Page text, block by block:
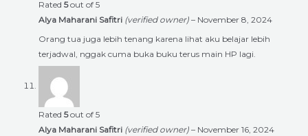
Rated 5out of 5
Alya Maharani Safitri (verified owner) – November 8, 2024
Orang tua juga lebih tenang karena lihat aku belajar lebih
terjadwal, nggak cuma buka buku terus main HP lagi.
Rated 5out of 5
Alya Maharani Safitri (verified owner) – November 16, 2024